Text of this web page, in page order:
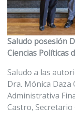
Saludo posesión
Ciencias Políticas
Saludo a las
Dra. Mónica Daza
Administrativa
Castro, Secretario